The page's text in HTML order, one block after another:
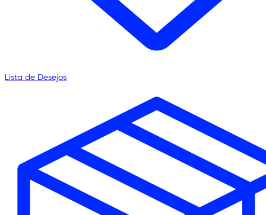
Lista de Desejos